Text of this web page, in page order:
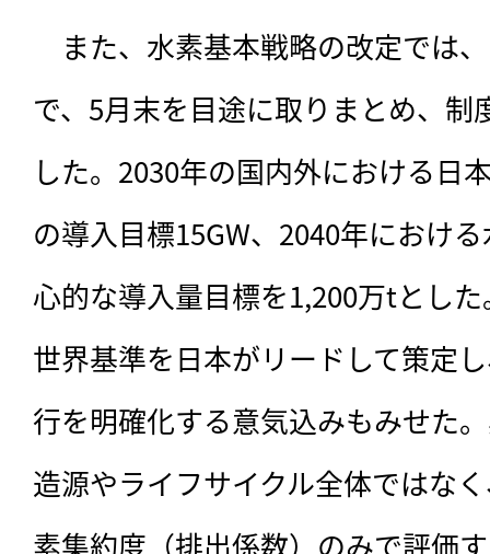
また、水素基本戦略の改定では
で、5月末を目途に取りまとめ、制
した。2030年の国内外における日
の導入目標15GW、2040年におけ
心的な導入量目標を1,200万tとし
世界基準を日本がリードして策定
行を明確化する意気込みもみせた
造源やライフサイクル全体ではな
素集約度（排出係数）のみで評価